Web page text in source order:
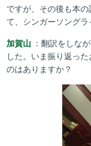
ですが、その後も本
て、シンガーソングラ
加賀山 ：翻訳をしな
した。いま振り返っ
のはありますか？